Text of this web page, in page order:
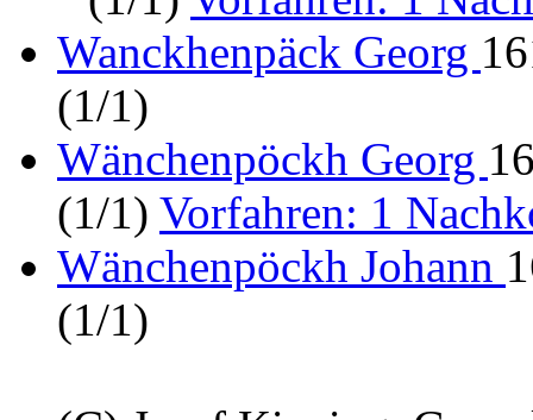
Wanckhenpäck Georg
(1/1)
Wänchenpöckh Georg
(1/1) Vorfahren: 1
Wänchenpöckh Johann
(1/1)